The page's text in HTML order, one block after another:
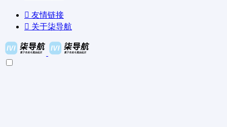
友情链接
关于柒导航